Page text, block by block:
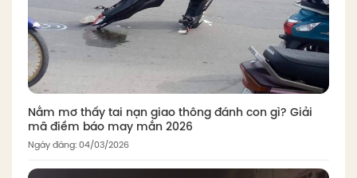
Nằm mơ thấy tai nạn giao thông đánh con gì? Giải
mã điềm báo may mắn 2026
Ngày đăng: 04/03/2026